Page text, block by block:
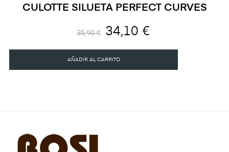
CULOTTE SILUETA PERFECT CURVES
35,90 € 34,10 €
AÑADIR AL CARRITO